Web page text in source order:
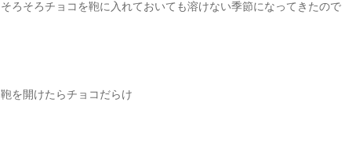
そろそろチョコを鞄に入れておいても溶けない季節になってきたので
鞄を開けたらチョコだらけ